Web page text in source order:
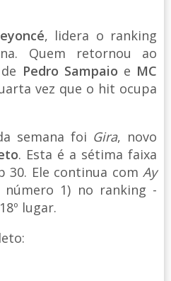
, lidera o ranking
Quem retornou ao
Pedro Sampaio e MC
vez que o hit ocupa
semana foi Gira, novo
. Esta é a sétima faixa
30. Ele continua com Ay
1) no ranking -
lugar.